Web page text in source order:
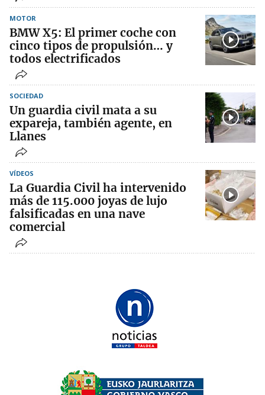
MOTOR
BMW X5: El primer coche con
cinco tipos de propulsión… y
todos electrificados
SOCIEDAD
Un guardia civil mata a su
expareja, también agente, en
Llanes
VÍDEOS
La Guardia Civil ha intervenido
más de 115.000 joyas de lujo
falsificadas en una nave
comercial